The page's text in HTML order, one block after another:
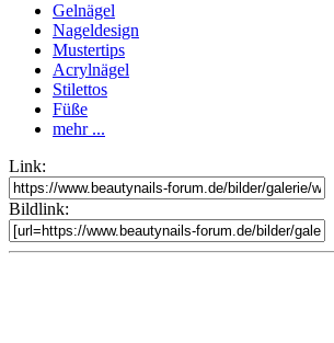
Gelnägel
Nageldesign
Mustertips
Acrylnägel
Stilettos
Füße
mehr ...
Link:
Bildlink: